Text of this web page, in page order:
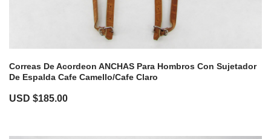
Correas De Acordeon ANCHAS Para Hombros Con Sujetador
De Espalda Cafe Camello/Cafe Claro
USD $185.00